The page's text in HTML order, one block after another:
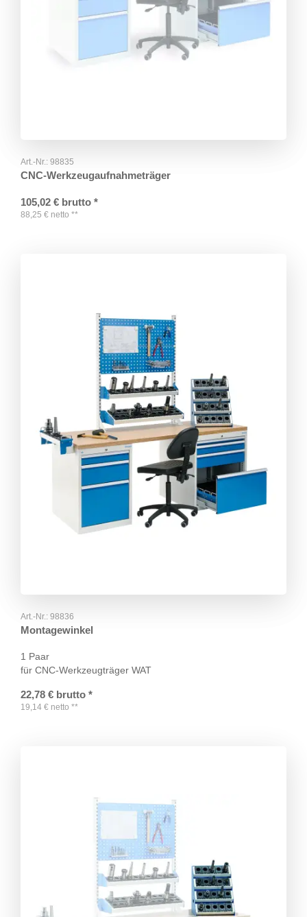
Art.-Nr.: 98835
CNC-Werkzeugaufnahmeträger
105,02 € brutto *
88,25 € netto **
Art.-Nr.: 98836
Montagewinkel
1 Paar
für CNC-Werkzeugträger WAT
22,78 € brutto *
19,14 € netto **